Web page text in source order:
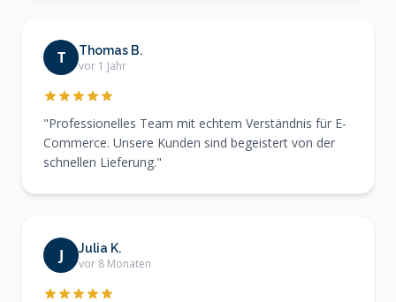
T Thomas B.
vor 1 Jahr
"Professionelles Team mit echtem Verständnis für E-
Commerce. Unsere Kunden sind begeistert von der
schnellen Lieferung."
J Julia K.
vor 8 Monaten